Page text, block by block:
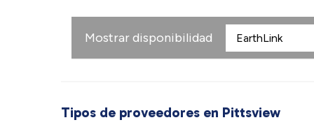
Mostrar disponibilidad
Tipos de proveedores en Pittsview